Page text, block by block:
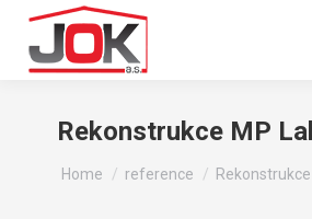
Rekonstrukce MP
You are here:
Home reference